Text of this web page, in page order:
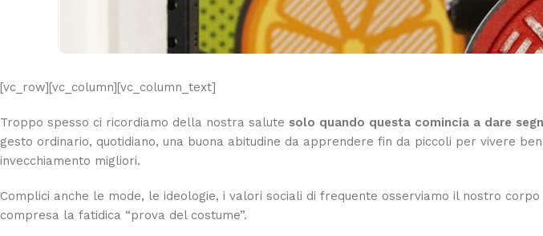
[vc_row][vc_column][vc_column_text]
Troppo spesso ci ricordiamo della nostra salute solo quando questa comincia a dare
gesto ordinario, quotidiano, una buona abitudine da apprendere fin da piccoli per vivere
invecchiamento migliori.
Complici anche le mode, le ideologie, i valori sociali di frequente osserviamo il nostro
compresa la fatidica “prova del costume”.